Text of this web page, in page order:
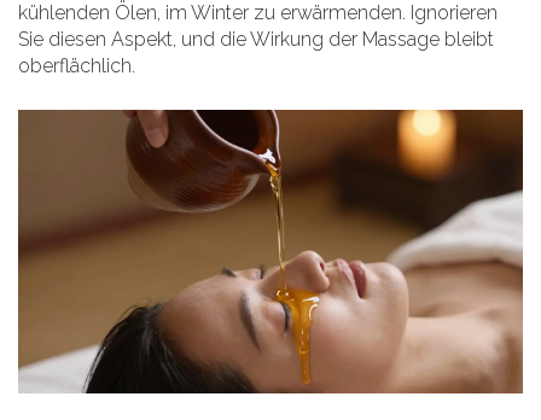
kühlenden Ölen, im Winter zu erwärmenden. Ignorieren
Sie diesen Aspekt, und die Wirkung der Massage bleibt
oberflächlich.